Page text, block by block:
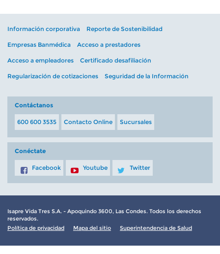
Información corporativa Reporte de Sostenibilidad
Empresas Banmédica Acceso a prestadores
Acceso a empleadores Certificado desafiliación
Regularización de cotizaciones Seguridad de la Información
Contáctanos
600 600 3535 Contacto Online Sucursales
Conéctate
Facebook Youtube Twitter
Isapre Vida Tres S.A. - Apoquindo 3600, Las Condes. Todos los derechos
reservados.
Política de privacidad
Mapa del sitio Superintendencia de Salud